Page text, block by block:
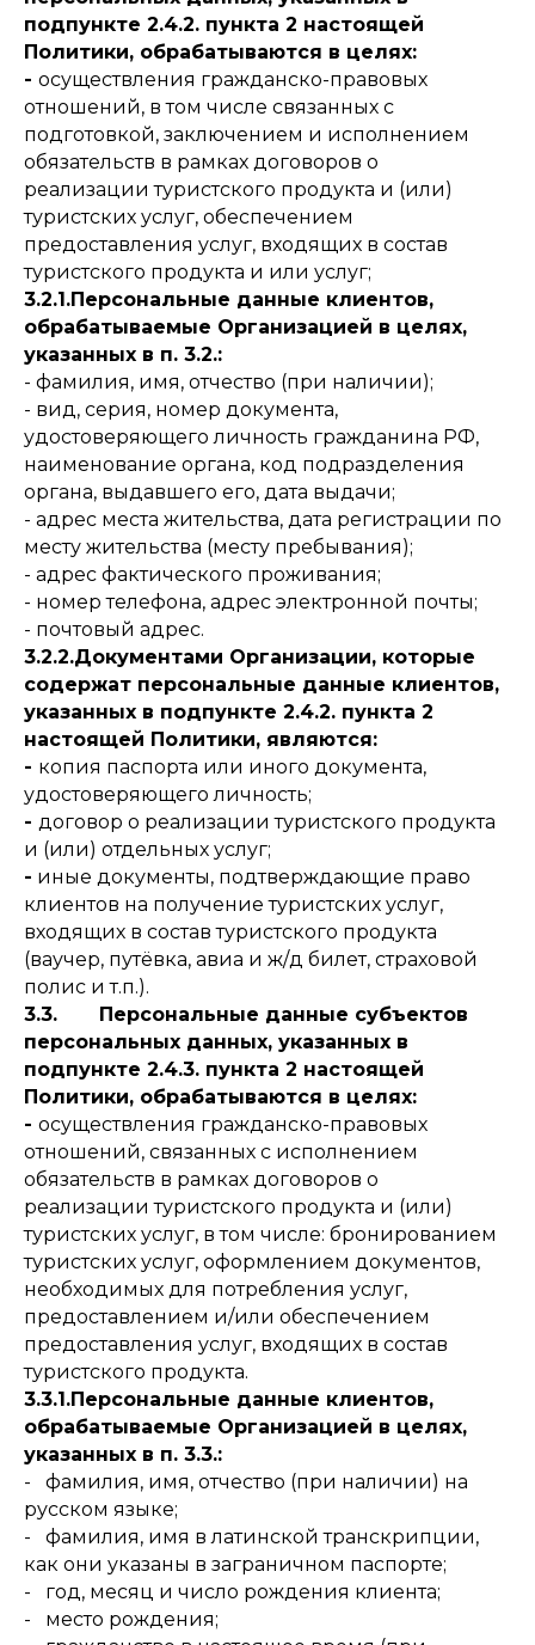
подпункте 2.4.2. пункта 2 настоящей
Политики, обрабатываются в целях:
- осуществления гражданско-правовых
отношений, в том числе связанных с
подготовкой, заключением и исполнением
обязательств в рамках договоров о
реализации туристского продукта и (или)
туристских услуг, обеспечением
предоставления услуг, входящих в состав
туристского продукта и или услуг;
3.2.1.Персональные данные клиентов,
обрабатываемые Организацией в целях,
указанных в п. 3.2.:
- фамилия, имя, отчество (при наличии);
- вид, серия, номер документа,
удостоверяющего личность гражданина РФ,
наименование органа, код подразделения
органа, выдавшего его, дата выдачи;
- адрес места жительства, дата регистрации по
месту жительства (месту пребывания);
- адрес фактического проживания;
- номер телефона, адрес электронной почты;
- почтовый адрес.
3.2.2.Документами Организации, которые
содержат персональные данные клиентов,
указанных в подпункте 2.4.2. пункта 2
настоящей Политики, являются:
- копия паспорта или иного документа,
удостоверяющего личность;
- договор о реализации туристского продукта
и (или) отдельных услуг;
- иные документы, подтверждающие право
клиентов на получение туристских услуг,
входящих в состав туристского продукта
(ваучер, путёвка, авиа и ж/д билет, страховой
полис и т.п.).
3.3. Персональные данные субъектов
персональных данных, указанных в
подпункте 2.4.3. пункта 2 настоящей
Политики, обрабатываются в целях:
- осуществления гражданско-правовых
отношений, связанных с исполнением
обязательств в рамках договоров о
реализации туристского продукта и (или)
туристских услуг, в том числе: бронированием
туристских услуг, оформлением документов,
необходимых для потребления услуг,
предоставлением и/или обеспечением
предоставления услуг, входящих в состав
туристского продукта.
3.3.1.Персональные данные клиентов,
обрабатываемые Организацией в целях,
указанных в п. 3.3.:
- фамилия, имя, отчество (при наличии) на
русском языке;
- фамилия, имя в латинской транскрипции,
как они указаны в заграничном паспорте;
- год, месяц и число рождения клиента;
- место рождения;